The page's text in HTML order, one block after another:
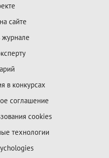
сайте
журнале
в конкурсах
соглашение
cookies
технологии